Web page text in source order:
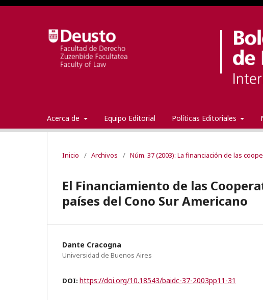
Acerca de Equipo Editorial Políticas Editoriales
Inicio / Archivos / Núm. 37 (2003): La financiación de las
El Financiamiento de las
países del Cono Sur Americano
Dante Cracogna
Universidad de Buenos Aires
DOI: https://doi.org/10.18543/baidc-37-2003pp11-31